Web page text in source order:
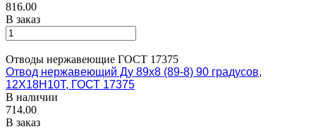
816.00
В заказ
Отводы нержавеющие ГОСТ 17375
Отвод нержавеющий Ду 89х8 (89-8) 90 градусов,
12Х18Н10Т, ГОСТ 17375
В наличии
714.00
В заказ